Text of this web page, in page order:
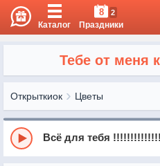
Каталог
8 2
Праздники
Тебе от меня
Открыткиок Цветы
Всё для тебя !!!!!!!!!!!!!!